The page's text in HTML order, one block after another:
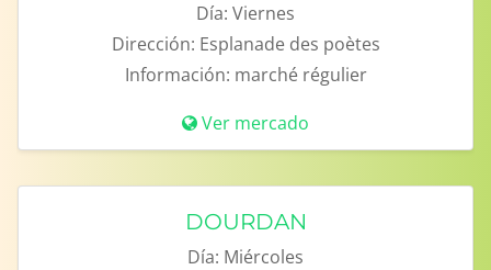
Día: Viernes
Dirección: Esplanade des poètes
Información: marché régulier
Ver mercado
DOURDAN
Día: Miércoles